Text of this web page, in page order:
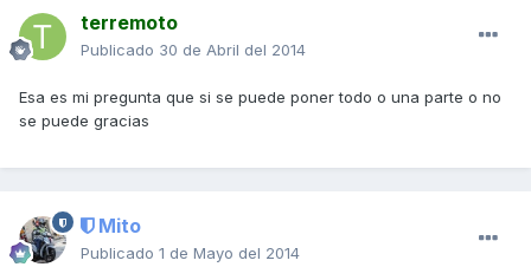
terremoto
Publicado 30 de Abril del 2014
Esa es mi pregunta que si se puede poner todo o una parte o no
se puede gracias
Mito
Publicado 1 de Mayo del 2014